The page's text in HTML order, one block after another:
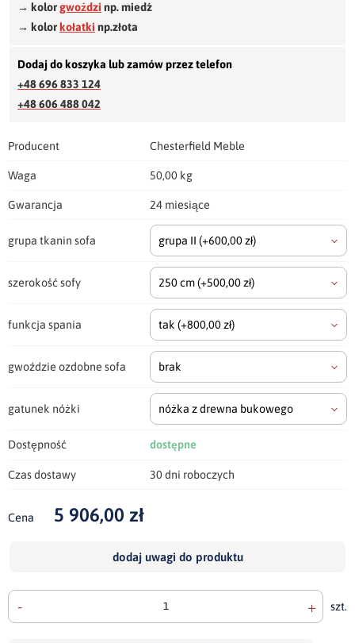
→ kolorgwożdzi np. miedź
→ kolorkołatki np.złota
Dodaj do koszyka lub zamów przez telefon
+48 696 833 124
+48 606 488 042
Producent Chesterfield Meble
Waga 50,00 kg
Gwarancja 24 miesiące
grupa tkanin sofa grupa II (+600,00 zł)
szerokość sofy 250 cm(+500,00 zł)
funkcja spania tak (+800,00 zł)
gwoździe ozdobne sofa brak
gatunek nóżki nóżka z drewna bukowego
Dostępność dostępne
Czas dostawy 30 dni roboczych
Cena 5 906,00 zł
dodaj uwagi do produktu
- + szt.